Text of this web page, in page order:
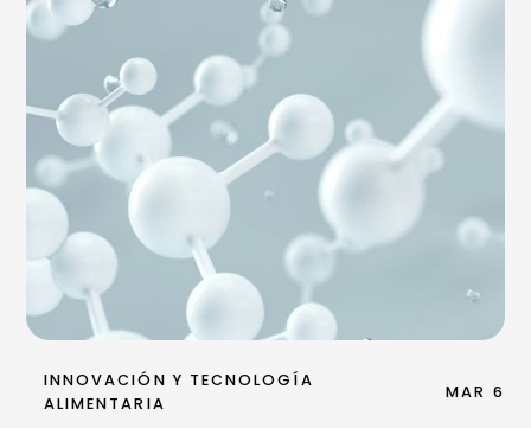
INNOVACIÓN Y TECNOLOGÍA
ALIMENTARIA
MAR 6